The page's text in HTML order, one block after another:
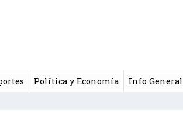
Política y Economía Info General